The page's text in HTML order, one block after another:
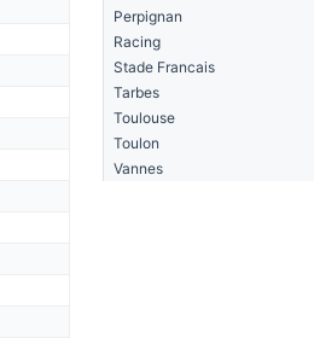
Perpignan
Racing
Stade Francais
Tarbes
Toulouse
Toulon
Vannes